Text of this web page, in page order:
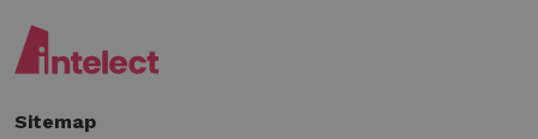
Sitemap